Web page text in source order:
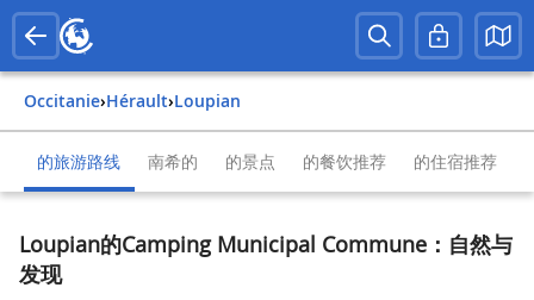
Occitanie› Hérault› Loupian
的旅游路线 南希的 的景点 的餐饮推荐 的住宿推荐
Loupian的Camping Municipal Commune：自然与
发现